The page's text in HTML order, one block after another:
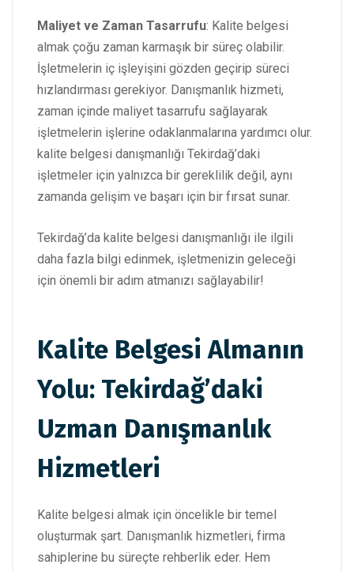
Maliyet ve Zaman Tasarrufu: Kalite belgesi
almak çoğu zaman karmaşık bir süreç olabilir.
İşletmelerin iç işleyişini gözden geçirip süreci
hızlandırması gerekiyor. Danışmanlık hizmeti,
zaman içinde maliyet tasarrufu sağlayarak
işletmelerin işlerine odaklanmalarına yardımcı olur.
kalite belgesi danışmanlığı Tekirdağ’daki
işletmeler için yalnızca bir gereklilik değil, aynı
zamanda gelişim ve başarı için bir fırsat sunar.
Tekirdağ’da kalite belgesi danışmanlığı ile ilgili
daha fazla bilgi edinmek, işletmenizin geleceği
için önemli bir adım atmanızı sağlayabilir!
Kalite Belgesi Almanın
Yolu: Tekirdağ’daki
Uzman Danışmanlık
Hizmetleri
Kalite belgesi almak için öncelikle bir temel
oluşturmak şart. Danışmanlık hizmetleri, firma
sahiplerine bu süreçte rehberlik eder. Hem